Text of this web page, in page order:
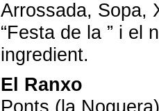
Arrossada, Sopa,
“Festa de la ” i el
ingredient.
El Ranxo
Ponts (la Noguera)